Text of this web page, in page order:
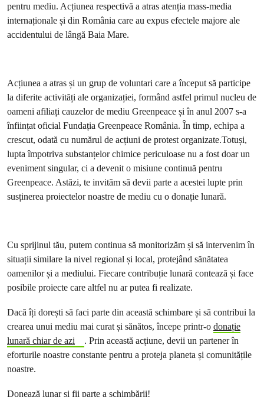
pentru mediu. Acțiunea respectivă a atras atenția mass-media
internaționale și din România care au expus efectele majore ale
accidentului de lângă Baia Mare.
Acțiunea a atras și un grup de voluntari care a început să participe
la diferite activități ale organizației, formând astfel primul nucleu de
oameni afiliați cauzelor de mediu Greenpeace și în anul 2007 s-a
înființat oficial Fundația Greenpeace România. În timp, echipa a
crescut, odată cu numărul de acțiuni de protest organizate.Totuși,
lupta împotriva substanțelor chimice periculoase nu a fost doar un
eveniment singular, ci a devenit o misiune continuă pentru
Greenpeace. Astăzi, te invităm să devii parte a acestei lupte prin
susținerea proiectelor noastre de mediu cu o donație lunară.
Cu sprijinul tău, putem continua să monitorizăm și să intervenim în
situații similare la nivel regional și local, protejând sănătatea
oamenilor și a mediului. Fiecare contribuție lunară contează și face
posibile proiecte care altfel nu ar putea fi realizate.
Dacă îți dorești să faci parte din această schimbare și să contribui la
crearea unui mediu mai curat și sănătos, începe printr-o donație
lunară chiar de azi
. Prin această acțiune, devii un partener în
eforturile noastre constante pentru a proteja planeta și comunitățile
noastre.
Donează lunar și fii parte a schimbării!